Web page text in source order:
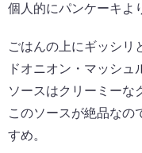
個人的にパンケーキよ
ごはんの上にギッシリ
ドオニオン・マッシュ
ソースはクリーミーな
このソースが絶品なの
すめ。